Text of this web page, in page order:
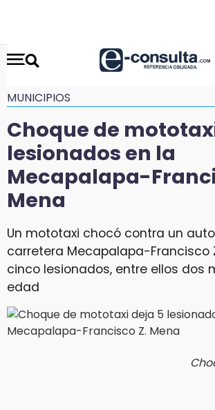
MUNICIPIOS
Choque de
lesionados en la
Mecapalapa-
Mena
Un mototaxi chocó contra un
carretera Mecapalapa-Francisco
cinco lesionados, entre ellos dos
edad